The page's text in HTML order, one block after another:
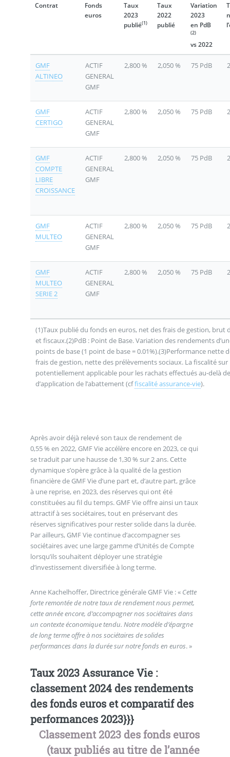
Contrat
Fonds
euros
Taux
2023
publié(1)
Taux
2022
publié
Variation
2023
en PdB
(2)
vs 2022
GMF
ALTINEO
ACTIF
GENERAL
GMF
2,800 % 2,050 % 75 PdB
GMF
CERTIGO
ACTIF
GENERAL
GMF
2,800 % 2,050 % 75 PdB
GMF
COMPTE
LIBRE
CROISSANCE
ACTIF
GENERAL
GMF
2,800 % 2,050 % 75 PdB
GMF
MULTEO
ACTIF
GENERAL
GMF
2,800 % 2,050 % 75 PdB
GMF
MULTEO
SERIE 2
ACTIF
GENERAL
GMF
2,800 % 2,050 % 75 PdB
(1)Taux publié du fonds en euros, net des frais de gestion, brut
et fiscaux.(2)PdB : Point de Base. Variation des rendements
points de base (1 point de base = 0.01%).(3)Performance nette
frais de gestion, nette des prélèvements sociaux. La fiscalité sur
potentiellement applicable pour les rachats effectués au-delà
d’application de l’abattement (cffiscalité assurance-vie).
Après avoir déjà relevé son taux de rendement de
0,55 % en 2022, GMF Vie accélère encore en 2023, ce qui
se traduit par une hausse de 1,30 % sur 2 ans. Cette
dynamique s’opère grâce à la qualité de la gestion
financière de GMF Vie d’une part et, d’autre part, grâce
à une reprise, en 2023, des réserves qui ont été
constituées au fil du temps. GMF Vie offre ainsi un taux
attractif à ses sociétaires, tout en préservant des
réserves significatives pour rester solide dans la durée.
Par ailleurs, GMF Vie continue d’accompagner ses
sociétaires avec une large gamme d’Unités de Compte
lorsqu’ils souhaitent déployer une stratégie
d’investissement diversifiée à long terme.
Anne Kachelhoffer, Directrice générale GMF Vie : « Cette
forte remontée de notre taux de rendement nous permet,
cette année encore, d’accompagner nos sociétaires dans
un contexte économique tendu. Notre modèle d’épargne
de long terme offre à nos sociétaires de solides
performances dans la durée sur notre fonds en euros. »
Taux 2023 Assurance Vie :
classement 2024 des rendements
des fonds euros et comparatif des
performances 2023}}}
Classement 2023 des fonds euros
(taux publiés au titre de l’année